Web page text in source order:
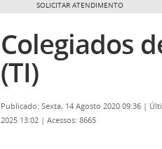
SOLICITAR ATENDIMENTO
Colegiados
(TI)
Publicado: Sexta, 14 Agosto 2020 09:36 |
2025 13:02 | Acessos: 8665